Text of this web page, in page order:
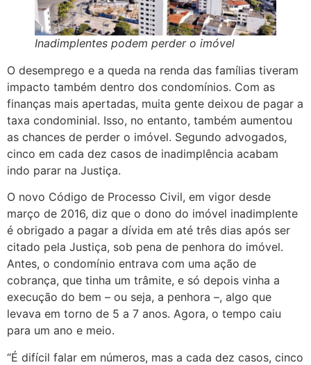
Inadimplentes podem perder o imóvel
O desemprego e a queda na renda das famílias tiveram
impacto também dentro dos condomínios. Com as
finanças mais apertadas, muita gente deixou de pagar a
taxa condominial. Isso, no entanto, também aumentou
as chances de perder o imóvel. Segundo advogados,
cinco em cada dez casos de inadimplência acabam
indo parar na Justiça.
O novo Código de Processo Civil, em vigor desde
março de 2016, diz que o dono do imóvel inadimplente
é obrigado a pagar a dívida em até três dias após ser
citado pela Justiça, sob pena de penhora do imóvel.
Antes, o condomínio entrava com uma ação de
cobrança, que tinha um trâmite, e só depois vinha a
execução do bem – ou seja, a penhora –, algo que
levava em torno de 5 a 7 anos. Agora, o tempo caiu
para um ano e meio.
“É difícil falar em números, mas a cada dez casos, cinco